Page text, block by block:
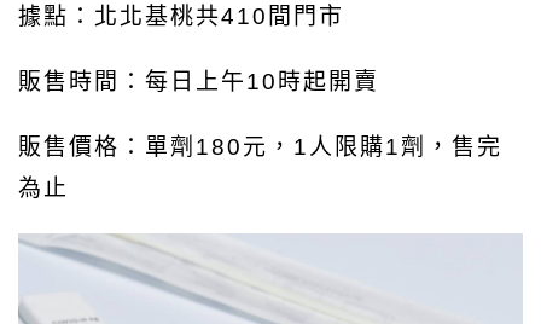
據點：北北基桃共410間門市
販售時間：每日上午10時起開賣
販售價格：單劑180元，1人限購1劑，售完
為止